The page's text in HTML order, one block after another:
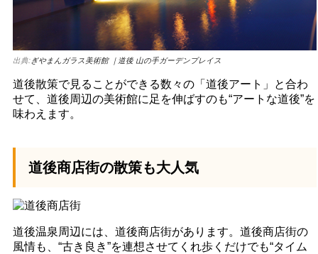
出典:ぎやまんガラス美術館 ｜道後 山の手ガーデンプレイス
道後散策で見ることができる数々の「道後アート」と合わ
せて、道後周辺の美術館に足を伸ばすのも“アートな道後”を
味わえます。
道後商店街の散策も大人気
道後温泉周辺には、道後商店街があります。道後商店街の
風情も、“古き良き”を連想させてくれ歩くだけでも“タイム